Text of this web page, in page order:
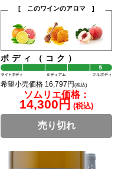
[ このワインのアロマ ]
ボディ（コク）
希望小売価格 16,797円(税込)
ソムリエ価格：
14,300円 (税込)
売り切れ